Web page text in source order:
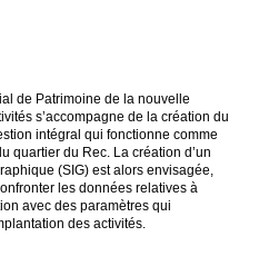
de Patrimoine de la nouvelle
s’accompagne de la création du
intégral qui fonctionne comme
quartier du Rec. La création d’un
(SIG) est alors envisagée,
les données relatives à
avec des paramètres qui
des activités.